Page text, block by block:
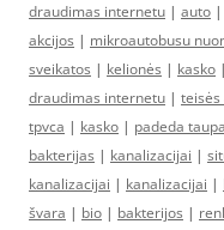
draudimas internetu | auto |
akcijos | mikroautobusu
sveikatos | kelionės | kasko |
draudimas internetu | teisės
tpvca | kasko | padeda
bakterijas | kanalizacijai |
kanalizacijai | kanalizacijai |
švara | bio | bakterijos |